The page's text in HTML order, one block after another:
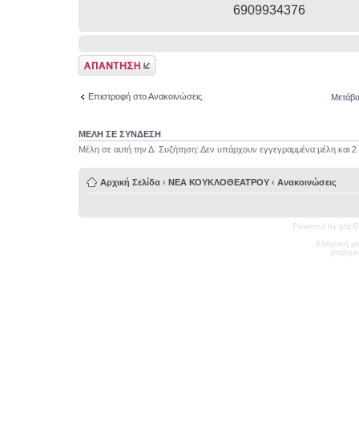
6909934376
Δημιουργία
απάντησης
Επιστροφή στο Ανακοινώσεις
ΜΕΛΗ ΣΕ ΣΥΝΔΕΣΗ
Μέλη σε αυτή την Δ. Συζήτηση: Δεν υπάρχουν εγγεγραμμένα μέλη και 2
Αρχική Σελίδα ‹ ΝΕΑ ΚΟΥΚΛΟΘΕΑΤΡΟΥ ‹ Ανακοινώσεις
Powered by
Ελληνική
pro